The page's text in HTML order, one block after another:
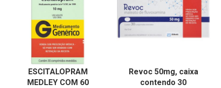
ESCITALOPRAM
MEDLEY COM 60
Revoc 50mg, caixa
contendo 30